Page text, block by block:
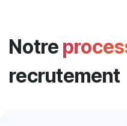
Notre
recrutement